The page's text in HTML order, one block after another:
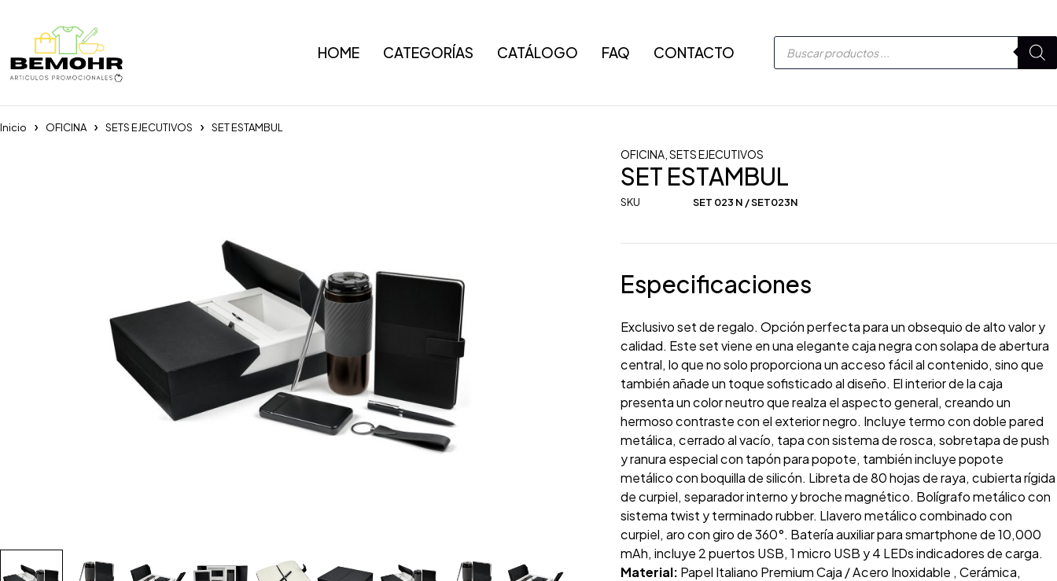
HOME CATEGORÍAS CATÁLOGO FAQ CONTACTO
Inicio OFICINA SETS EJECUTIVOS SET ESTAMBUL
OFICINA ,SETS EJECUTIVOS
SET ESTAMBUL
SKU SET 023 N / SET023N
Especificaciones
Exclusivo set de regalo. Opción perfecta para un obsequio de alto valor y
calidad. Este set viene en una elegante caja negra con solapa de abertura
central, lo que no solo proporciona un acceso fácil al contenido, sino que
también añade un toque sofisticado al diseño. El interior de la caja
presenta un color neutro que realza el aspecto general, creando un
hermoso contraste con el exterior negro. Incluye termo con doble pared
metálica, cerrado al vacío, tapa con sistema de rosca, sobretapa de push
y ranura especial con tapón para popote, también incluye popote
metálico con boquilla de silicón. Libreta de 80 hojas de raya, cubierta rígida
de curpiel, separador interno y broche magnético. Bolígrafo metálico con
sistema twist y terminado rubber. Llavero metálico combinado con
curpiel, aro con giro de 360°. Batería auxiliar para smartphone de 10,000
mAh, incluye 2 puertos USB, 1 micro USB y 4 LEDs indicadores de carga.
Material: Papel Italiano Premium Caja / Acero Inoxidable , Cerámica,